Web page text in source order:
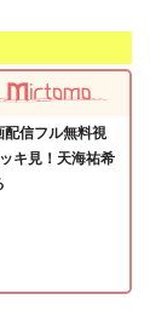
配信フル無料視
キ見！天海祐希